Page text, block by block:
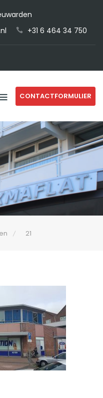
+31 6 464 34 750
CONTACTFORMULIER
21